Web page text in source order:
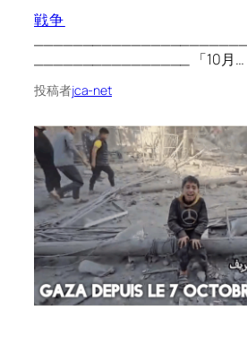
戦争
________________ 「10月…
投稿者jca-net